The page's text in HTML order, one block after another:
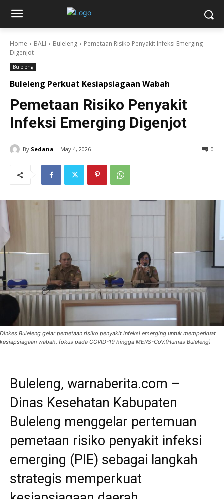
Home BALI Buleleng
Pemetaan Risiko Penyakit Infeksi Emerging
Digenjot
Buleleng
Buleleng Perkuat Kesiapsiagaan Wabah
Pemetaan Risiko Penyakit
Infeksi Emerging Digenjot
By Sedana May 4, 2026 0
Dinkes Buleleng gelar pemetaan risiko penyakit infeksi emerging untuk memperkuat
kesiapsiagaan wabah, fokus pada COVID-19 hingga MERS-CoV.(Humas Buleleng)
Buleleng, warnaberita.com –
Dinas Kesehatan Kabupaten
Buleleng menggelar pertemuan
pemetaan risiko penyakit infeksi
emerging (PIE) sebagai langkah
strategis memperkuat